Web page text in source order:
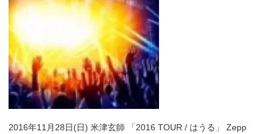
2016年11月28日(日) 米津玄師 「2016 TOUR / はうる」 Zepp